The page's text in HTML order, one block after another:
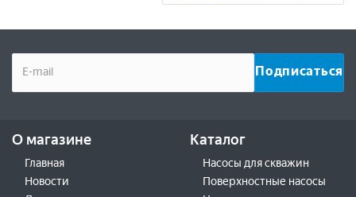
О магазине
Главная
Новости
Каталог
Насосы для скважин
Поверхностные насосы